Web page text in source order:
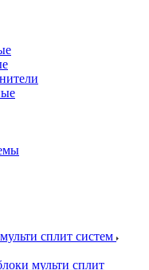
сплит систем
мульти сплит